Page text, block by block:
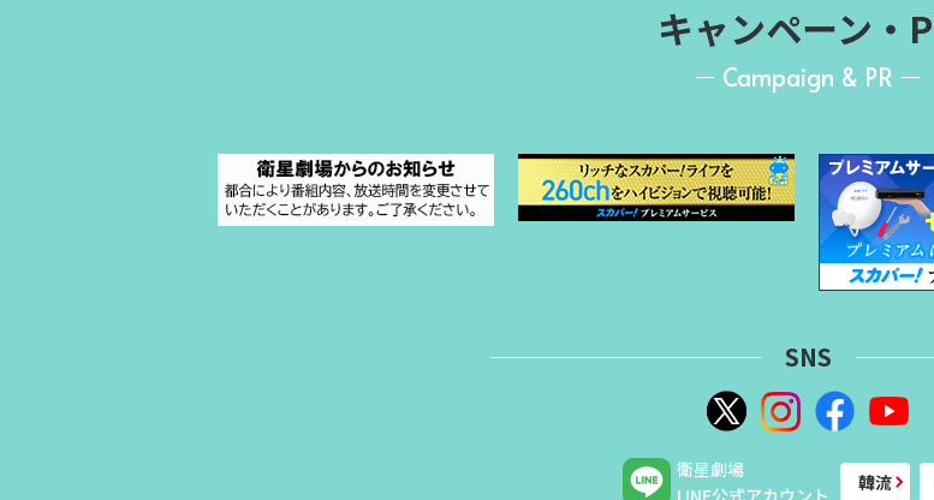
キャンペーン・
Campaign & PR
SNS
衛星劇場
LINE公式アカウント
韓流